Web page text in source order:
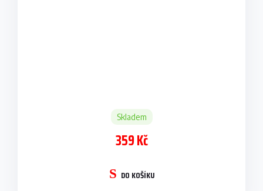
Skladem
359 Kč
DO KOŠÍKU